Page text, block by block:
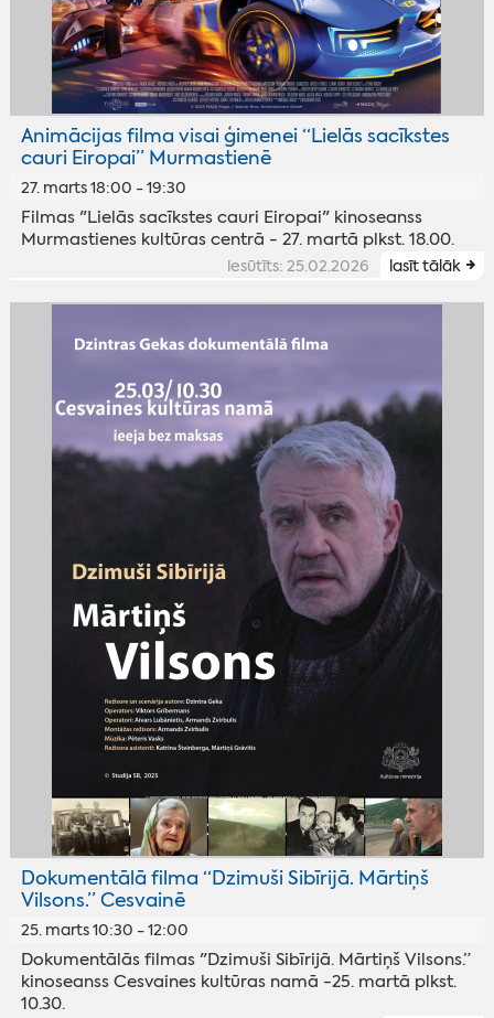
Animācijas filma visai ģimenei “Lielās sacīkstes
cauri Eiropai” Murmastienē
27. marts 18:00 - 19:30
Filmas "Lielās sacīkstes cauri Eiropai" kinoseanss
Murmastienes kultūras centrā - 27. martā plkst. 18.00.
iesūtīts: 25.02.2026 lasīt tālāk
Dokumentālā filma “Dzimuši Sibīrijā. Mārtiņš
Vilsons.” Cesvainē
25. marts 10:30 - 12:00
Dokumentālās filmas "Dzimuši Sibīrijā. Mārtiņš Vilsons.”
kinoseanss Cesvaines kultūras namā -25. martā plkst.
10.30.